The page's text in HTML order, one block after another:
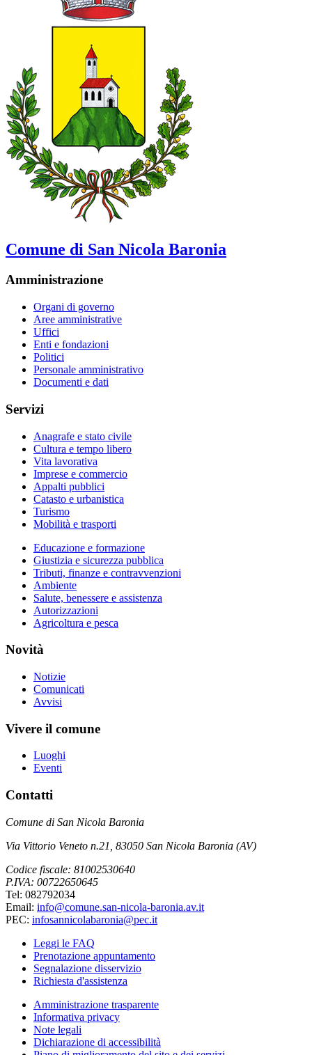
Comune di San Nicola Baronia
Amministrazione
Organi di governo
Aree amministrative
Uffici
Enti e fondazioni
Politici
Personale amministrativo
Documenti e dati
Servizi
Anagrafe e stato civile
Cultura e tempo libero
Vita lavorativa
Imprese e commercio
Appalti pubblici
Catasto e urbanistica
Turismo
Mobilità e trasporti
Educazione e formazione
Giustizia e sicurezza pubblica
Tributi, finanze e contravvenzioni
Ambiente
Salute, benessere e assistenza
Autorizzazioni
Agricoltura e pesca
Novità
Notizie
Comunicati
Avvisi
Vivere il comune
Luoghi
Eventi
Contatti
Comune di San Nicola Baronia
Via Vittorio Veneto n.21, 83050 San Nicola Baronia (AV)
Codice fiscale: 81002530640
P.IVA: 00722650645
Tel: 082792034
Email: info@comune.san-nicola-baronia.av.it
PEC: infosannicolabaronia@pec.it
Leggi le FAQ
Prenotazione appuntamento
Segnalazione disservizio
Richiesta d'assistenza
Amministrazione trasparente
Informativa privacy
Note legali
Dichiarazione di accessibilità